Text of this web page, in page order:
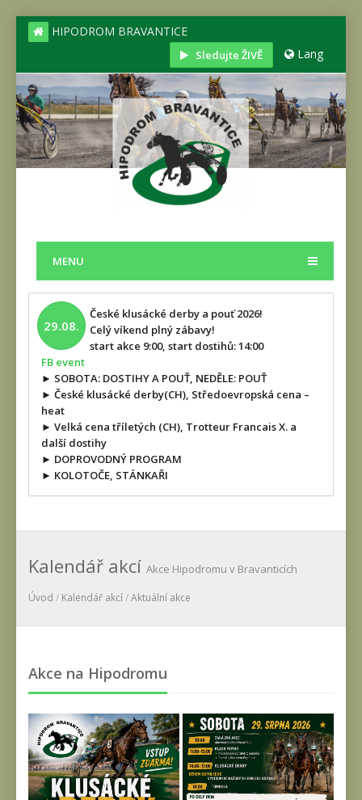
HIPODROM BRAVANTICE
Sledujte ŽIVĚ Lang
MENU
29.08.
České klusácké derby a pouť 2026!
Celý víkend plný zábavy!
start akce 9:00, start dostihů: 14:00
FB event
► SOBOTA: DOSTIHY A POUŤ, NEDĚLE: POUŤ
► České klusácké derby(CH), Středoevropská cena –
heat
► Velká cena tříletých (CH), Trotteur Francais X. a
další dostihy
► DOPROVODNÝ PROGRAM
► KOLOTOČE, STÁNKAŘI
Kalendář akcí Akce Hipodromu v Bravanticích
Úvod / Kalendář akcí/Aktuální akce
Akce na Hipodromu